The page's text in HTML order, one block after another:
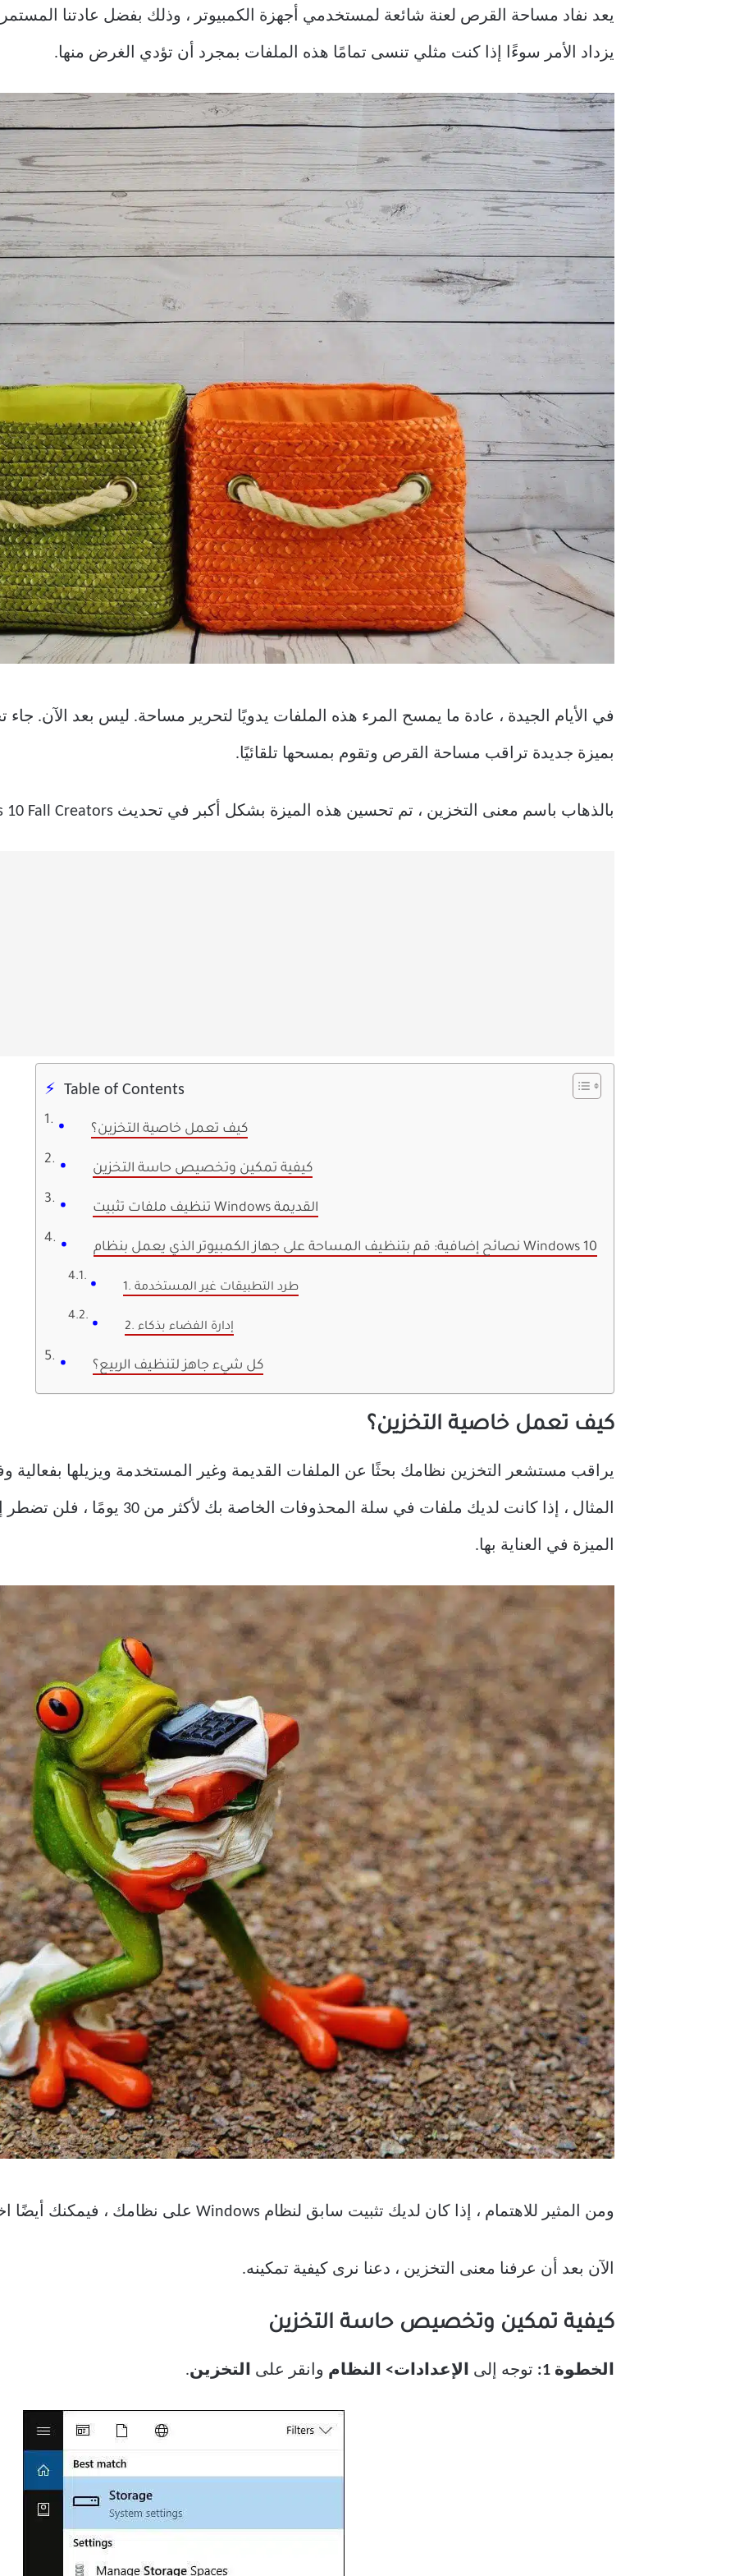
يعد نفاد مساحة القرص لعنة شائعة لمستخدمي أجهزة الكمبيوتر ، وذلك بفضل عادتنا
يزداد الأمر سوءًا إذا كنت مثلي تنسى تمامًا هذه الملفات بمجرد أن تؤدي الغرض منها.
بميزة جديدة تراقب مساحة القرص وتقوم بمسحها تلقائيًا.
بالذهاب باسم معنى التخزين ، تم تحسين هذه الميزة بشكل أكبر في تحديث Windows 10 Fall Creators.
Table of Contents
كيف تعمل خاصية التخزين؟
كيفية تمكين وتخصيص حاسة التخزين
تنظيف ملفات تثبيت Windows القديمة
نصائح إضافية: قم بتنظيف المساحة على جهاز الكمبيوتر الذي يعمل بنظام Windows 10
1. طرد التطبيقات غير المستخدمة
2. إدارة الفضاء بذكاء
كل شيء جاهز لتنظيف الربيع؟
كيف تعمل خاصية التخزين؟
يراقب مستشعر التخزين نظامك بحثًا عن الملفات القديمة وغير المستخدمة ويزيلها
المثال ، إذا كانت لديك ملفات في سلة
الميزة في العناية بها.
ومن المثير للاهتمام ، إذا كان لديك تثبيت سابق لنظام Windows على نظامك ، فيمكنك أيضًا اختيار إزالته.
الآن بعد أن عرفنا معنى التخزين ، دعنا نرى كيفية تمكينه.
كيفية تمكين وتخصيص حاسة التخزين
الخطوة 1: توجه إلى الإعدادات> النظام وانقر على التخزين.